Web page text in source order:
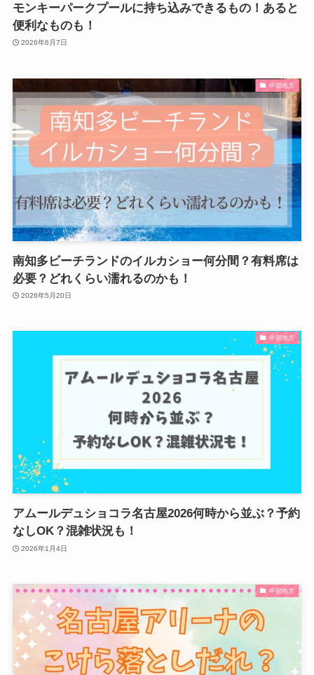
モンキーパークプールに持ち込みできるもの！あると
便利なものも！
2026年6月7日
中部地方
南知多ビーチランドのイルカショー何分間？有料席は
必要？どれくらい濡れるのかも！
2026年5月20日
中部地方
アムールデュショコラ名古屋2026何時から並ぶ？予約
なしOK？混雑状況も！
2026年1月4日
中部地方